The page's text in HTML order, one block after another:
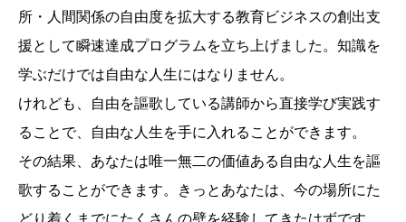
所・人間関係の自由度を拡大する教育ビジネスの創出支
援として瞬速達成プログラムを立ち上げました。知識を
学ぶだけでは自由な人生にはなりません。
けれども、自由を謳歌している講師から直接学び実践す
ることで、自由な人生を手に入れることができます。
その結果、あなたは唯一無二の価値ある自由な人生を謳
歌することができます。きっとあなたは、今の場所にた
どり着くまでにたくさんの壁を経験してきたはずです。